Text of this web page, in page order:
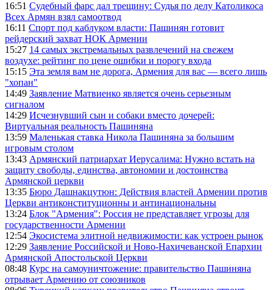
16:51 Судебный фарс дал трещину: Судья по делу Католикоса
Всех Армян взял самоотвод
16:11 Спорт под каблуком власти: Пашинян готовит
рейдерский захват НОК Армении
15:27 14 самых экстремальных развлечений на свежем
воздухе: рейтинг по цене ошибки и порогу входа
15:15 Эта земля вам не дорога, Армения для вас — всего лишь
"хопан"
14:49 Заявление Матвиенко является очень серьезным
сигналом
14:29 Исчезнувший сын и собаки вместо дочерей:
Виртуальная реальность Пашиняна
13:59 Маленькая ставка Никола Пашиняна за большим
игровым столом
13:43 Армянский патриархат Иерусалима: Нужно встать на
защиту свободы, единства, автономии и достоинства
Армянской церкви
13:35 Бюро Дашнакцутюн: Действия властей Армении против
Церкви антиконституционны и антинациональны
13:24 Блок "Армения": Россия не представляет угрозы для
государственности Армении
12:54 Экосистема элитной недвижимости: как устроен рынок
12:29 Заявление Российской и Ново-Нахичеванской Епархии
Армянской Апостольской Церкви
08:48 Курс на самоуничтожение: правительство Пашиняна
отрывает Армению от союзников